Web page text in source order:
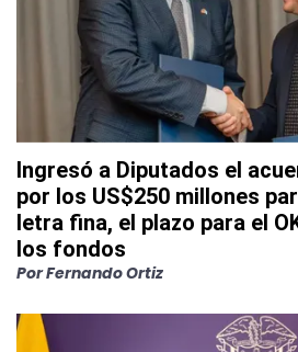
Ingresó a Diputados el
por los US$250 millones
letra fina, el plazo para el
los fondos
PorFernando Ortiz